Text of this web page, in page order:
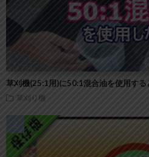
草刈機(25:1用)に50:1混合油を使用する
草刈り機